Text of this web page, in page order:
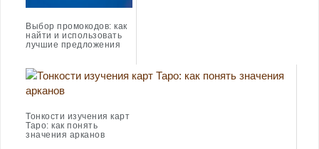
Выбор промокодов: как
найти и использовать
лучшие предложения
Тонкости изучения карт
Таро: как понять
значения арканов